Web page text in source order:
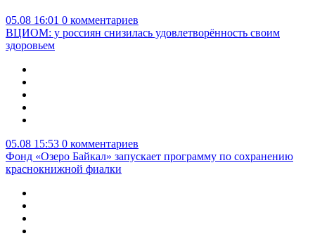
05.08 16:01 0 комментариев
ВЦИОМ: у россиян снизилась удовлетворённость своим
здоровьем
05.08 15:53 0 комментариев
Фонд «Озеро Байкал» запускает программу по сохранению
краснокнижной фиалки